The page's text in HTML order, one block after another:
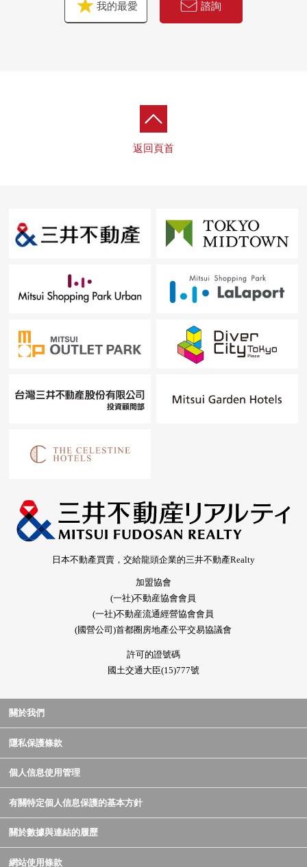
我的最愛 諮詢
返回頁首
日本不動產買賣，交給龍頭企業的三井不動產Realty
加盟協會
(一社)不動産協會會員
(一社)不動産流通經營協會會員
(國營公司)首都圈房地產公平交易協議會
許可的證號碼
國土交通大臣(15)777號
關於我們
隱私保護條款
個人信息使用管理
有關特定個人信息保護的基本方針
關於數據與連結的履歷
網站使用條款